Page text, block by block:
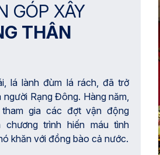
GÓP XÂY
THÂN
lá lành đùm lá rách, đã trở
Rạng Đông. Hàng năm,
gia các đợt vận động
trình hiến máu tình
khăn với đồng bào cả nước.